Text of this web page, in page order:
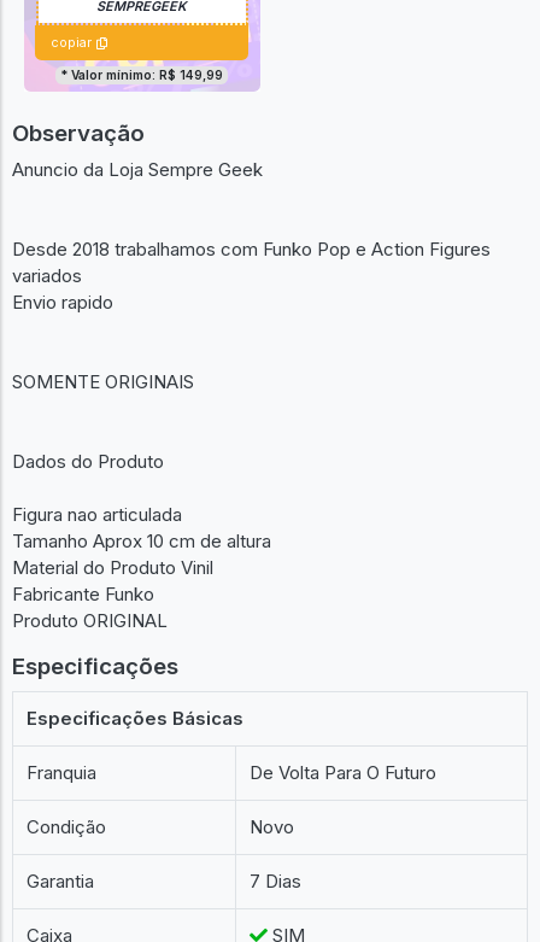
copiar
* Valor mínimo: R$ 149,99
Observação
Anuncio da Loja Sempre Geek
Desde 2018 trabalhamos com Funko Pop e Action Figures
variados
Envio rapido
SOMENTE ORIGINAIS
Dados do Produto
Figura nao articulada
Tamanho Aprox 10 cm de altura
Material do Produto Vinil
Fabricante Funko
Produto ORIGINAL
Especificações
Especificações Básicas
Franquia De Volta Para O Futuro
Condição Novo
Garantia 7 Dias
Caixa SIM